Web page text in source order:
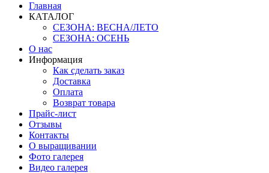
Главная
КАТАЛОГ
СЕЗОНА: ВЕСНА/ЛЕТО
СЕЗОНА: ОСЕНЬ
О нас
Информация
Как сделать заказ
Доставка
Оплата
Возврат товара
Прайс-лист
Отзывы
Контакты
О выращивании
Фото галерея
Видео галерея